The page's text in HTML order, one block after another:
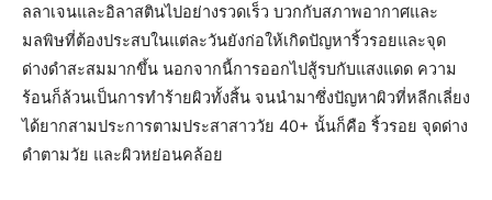
ลลาเจนและอิลาสตินไปอย่างรวดเร็ว บวกกับสภาพอากาศและ
มลพิษที่ต้องประสบในแต่ละวันยังก่อให้เกิดปัญหาริ้วรอยและจุด
ด่างดำสะสมมากขึ้น นอกจากนี้การออกไปสู้รบกับแสงแดด ความ
ร้อนก็ล้วนเป็นการทำร้ายผิวทั้งสิ้น จนนำมาซึ่งปัญหาผิวที่หลีกเลี่ยง
ได้ยากสามประการตามประสาสาววัย 40+ นั้นก็คือ ริ้วรอย จุดด่าง
ดำตามวัย และผิวหย่อนคล้อย